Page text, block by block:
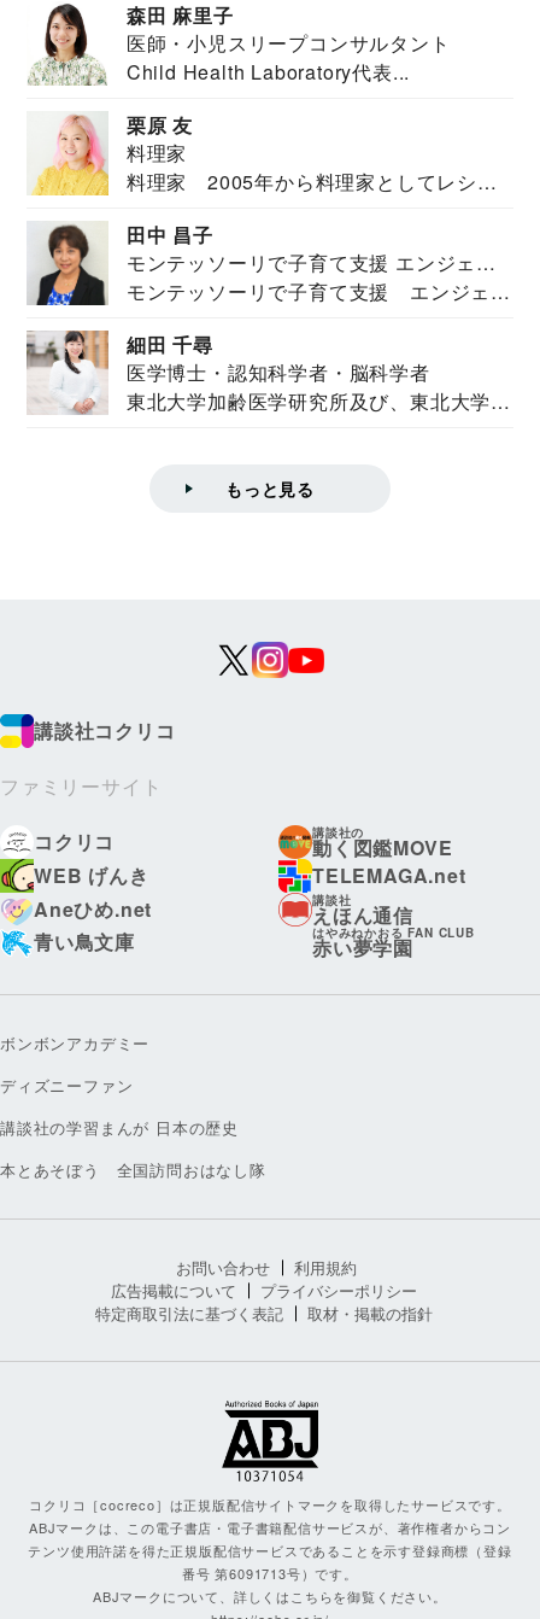
森田 麻里子
医師・小児スリープコンサルタント
Child Health Laboratory代表...
栗原 友
料理家
料理家 2005年から料理家としてレシピ
田中 昌子
モンテッソーリで子育て支援 エンジェル
ズハウス研究所所長
モンテッソーリで子育て支援 エンジェル
細田 千尋
医学博士・認知科学者・脳科学者
東北大学加齢医学研究所及び、東北大学大
もっと見る
講談社コクリコ
ファミリーサイト
コクリコ
講談社の
動く図鑑MOVE
WEB げんき
TELEMAGA.net
Aneひめ.net
講談社
えほん通信
青い鳥文庫
はやみねかおる FAN CLUB
赤い夢学園
ボンボンアカデミー
ディズニーファン
講談社の学習まんが 日本の歴史
本とあそぼう 全国訪問おはなし隊
お問い合わせ
利用規約
広告掲載について
プライバシーポリシー
特定商取引法に基づく表記
取材・掲載の指針
コクリコ［cocreco］は正規版配信サイトマークを取得したサービスです。
ABJマークは、この電子書店・電子書籍配信サービスが、著作権者からコン
テンツ使用許諾を得た正規版配信サービスであることを示す登録商標（登録
番号 第6091713号）です。
ABJマークについて、詳しくはこちらを御覧ください。